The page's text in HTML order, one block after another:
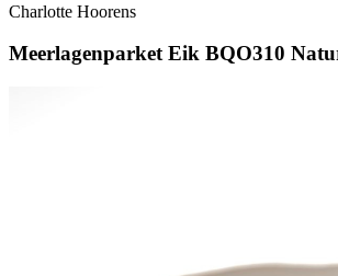
Charlotte Hoorens
Meerlagenparket Eik BQO310